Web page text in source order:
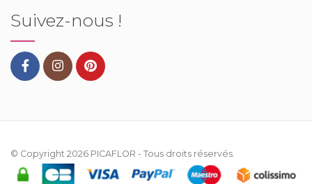
Suivez-nous !
© Copyright 2026 PICAFLOR - Tous droits réservés.